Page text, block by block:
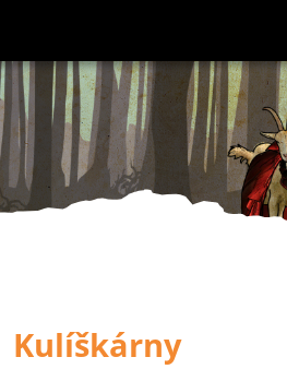
Kulíškárny